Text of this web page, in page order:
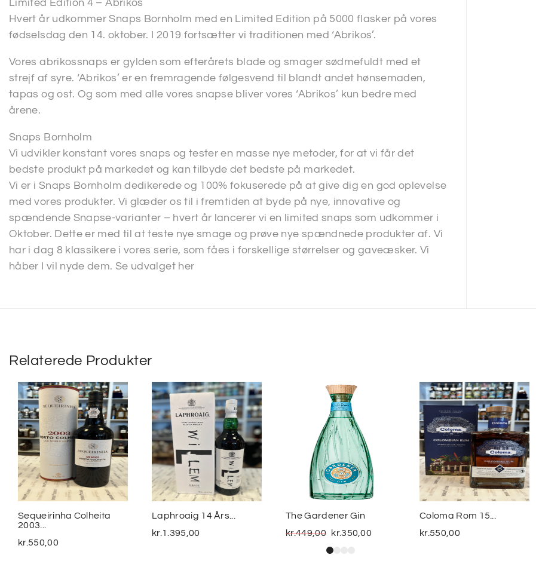
Limited Edition 4 – Abrikos
Hvert år udkommer Snaps Bornholm med en Limited Edition på 5000 flasker på vores
fødselsdag den 14. oktober. I 2019 fortsætter vi traditionen med ‘Abrikos’.
Vores abrikossnaps er gylden som efterårets blade og smager sødmefuldt med et
strejf af syre. ‘Abrikos’ er en fremragende følgesvend til blandt andet hønsemaden,
tapas og ost. Og som med alle vores snapse bliver vores ‘Abrikos’ kun bedre med
årene.
Snaps Bornholm
Vi udvikler konstant vores snaps og tester en masse nye metoder, for at vi får det
bedste produkt på markedet og kan tilbyde det bedste på markedet.
Vi er i Snaps Bornholm dedikerede og 100% fokuserede på at give dig en god oplevelse
med vores produkter. Vi glæder os til i fremtiden at byde på nye, innovative og
spændende Snapse-varianter – hvert år lancerer vi en limited snaps som udkommer i
Oktober. Dette er med til at teste nye smage og prøve nye spændnede produkter af. Vi
har i dag 8 klassikere i vores serie, som fåes i forskellige størrelser og gaveæsker. Vi
håber I vil nyde dem. Se udvalget her
Relaterede Produkter
Sequeirinha Colheita
2003...
kr.550,00
Laphroaig 14 Års...
kr. 1.395,00
The Gardener Gin
kr.449,00 kr.350,00
Coloma Rom 15...
kr.550,00